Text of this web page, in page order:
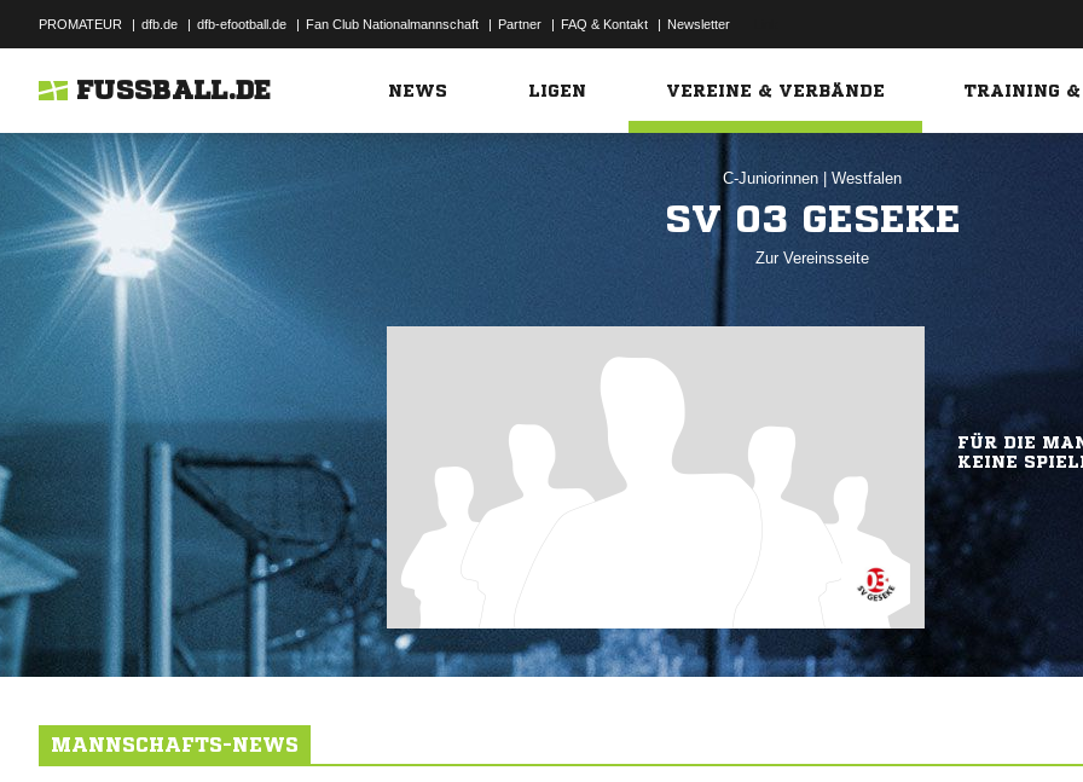
PROMATEUR | dfb.de | dfb-efootball.de | Fan Club Nationalmannschaft | Partner | FAQ & Kontakt | Newsletter
FUSSBALL.DE NEWS LIGEN VEREINE & VERBÄNDE TRAINING &
C-Juniorinnen Westfalen
SV 03 GESEKE
Zur Vereinsseite
FÜR DIE
KEINE
MANNSCHAFTS-NEWS